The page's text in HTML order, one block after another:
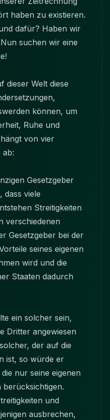
haben zu existieren.
dafür? Haben wir
suchen wir eine
dieser Welt diese
können, um
Ruhe und
von vier
ab:
Gesetzgeber
dass viele
Streitigkeiten
verschiedenen
Gesetzgeber bei der
seines eigenen
wird und die
Staaten dadurch
ein solcher sein,
Dritter angewiesen
der auf die
ist, so würde er
nur seine eigenen
berücksichtigen.
und
ausbrechen,